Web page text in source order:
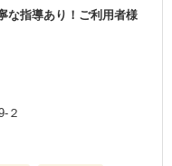
な指導あり！ご利用者様
２